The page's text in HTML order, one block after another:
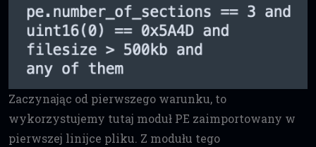
Zaczynając od pierwszego warunku, to
wykorzystujemy tutaj moduł PE zaimportowany w
pierwszej linijce pliku. Z modułu tego